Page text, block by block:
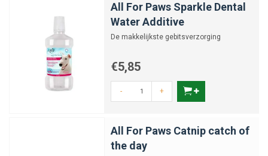
All For Paws Sparkle Dental
Water Additive
De makkelijkste gebitsverzorging
€5,85
- +
All For Paws Catnip catch of
the day